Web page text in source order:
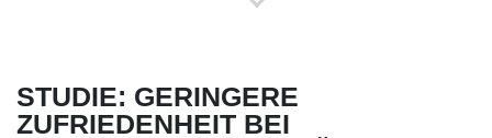
STUDIE: GERINGERE
ZUFRIEDENHEIT BEI